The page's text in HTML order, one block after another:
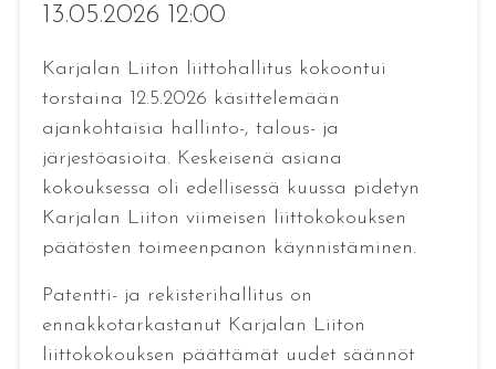
13.05.2026 12:00
Karjalan Liiton liittohallitus kokoontui
torstaina 12.5.2026 käsittelemään
ajankohtaisia hallinto-, talous- ja
järjestöasioita. Keskeisenä asiana
kokouksessa oli edellisessä kuussa pidetyn
Karjalan Liiton viimeisen liittokokouksen
päätösten toimeenpanon käynnistäminen.
Patentti- ja rekisterihallitus on
ennakkotarkastanut Karjalan Liiton
liittokokouksen päättämät uudet säännöt